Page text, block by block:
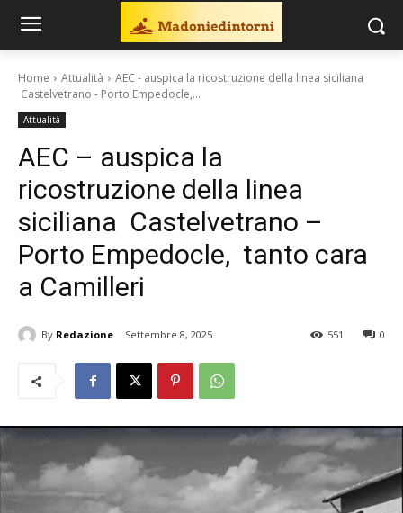
Home Attualità
AEC - auspica la ricostruzione della linea siciliana
Castelvetrano - Porto Empedocle,...
Attualità
AEC – auspica la
ricostruzione della linea
siciliana Castelvetrano –
Porto Empedocle, tanto cara
a Camilleri
By Redazione Settembre 8, 2025 0
551